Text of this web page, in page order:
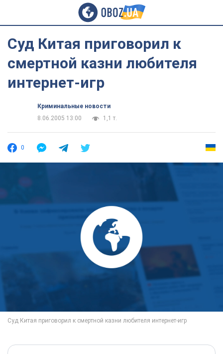
Суд Китая приговорил к
смертной казни любителя
интернет-игр
Криминальные новости
8.06.2005 13:00
1,1 т.
0